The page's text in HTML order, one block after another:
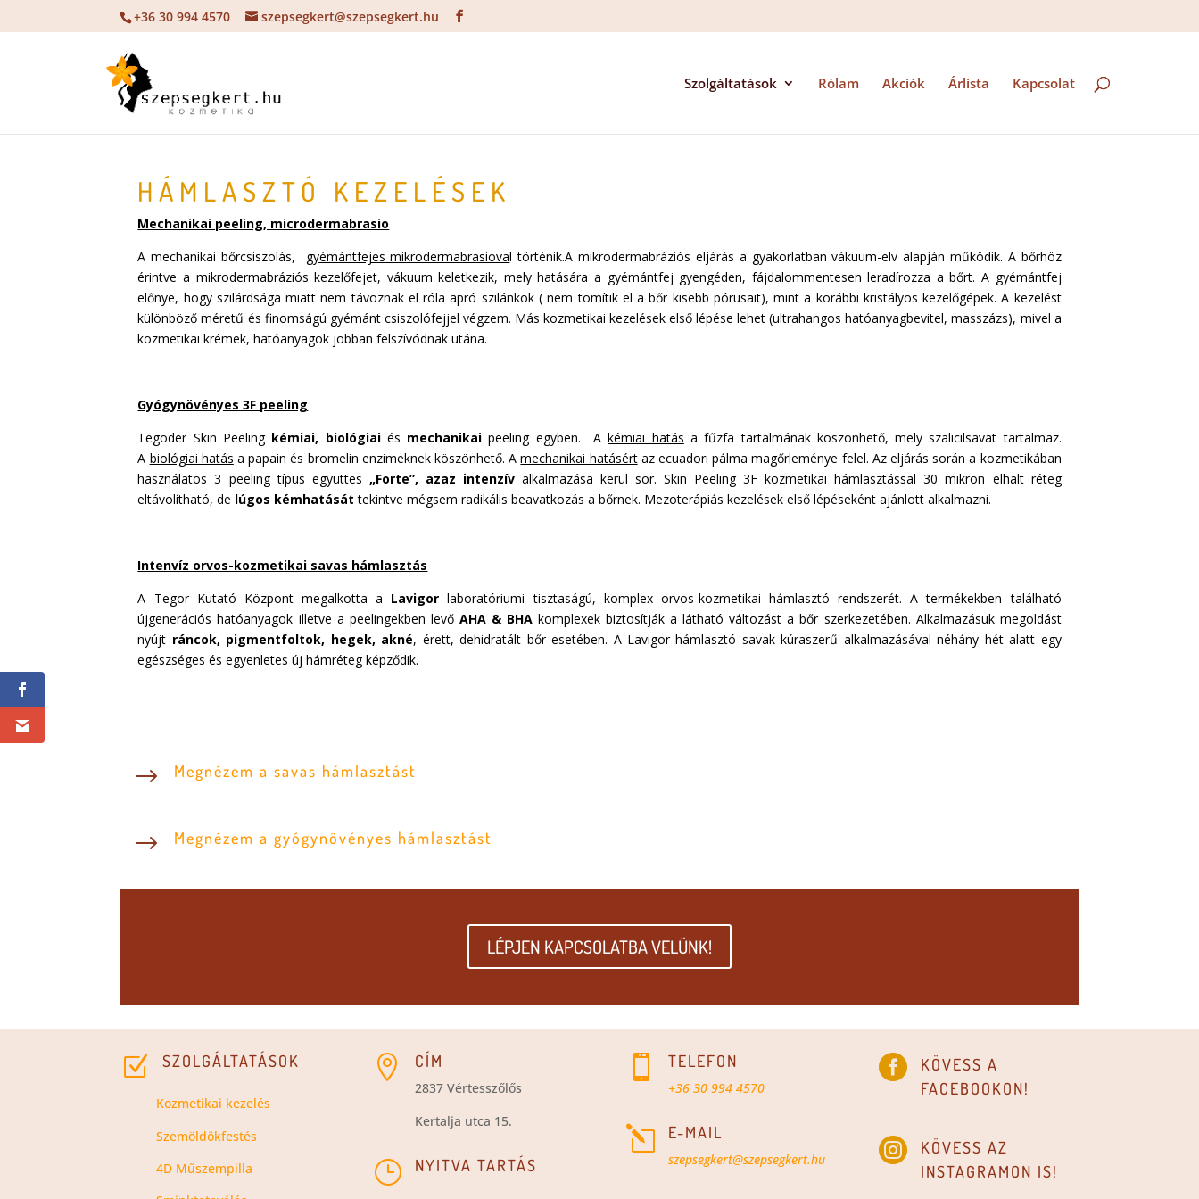
+36 30 994 4570 szepsegkert@szepsegkert.hu
Szolgáltatások Rólam Akciók Árlista Kapcsolat
HÁMLASZTÓ KEZELÉSEK
Mechanikai peeling, microdermabrasio
A mechanikai bőrcsiszolás,
gyémántfejes mikrodermabrasioval történik.A mikrodermabráziós eljárás a gyakorlatban vákuum-elv alapján működik. A bőrhöz
érintve a mikrodermabráziós kezelőfejet, vákuum keletkezik, mely hatására a gyémántfej gyengéden, fájdalommentesen leradírozza a bőrt. A gyémántfej
előnye, hogy szilárdsága miatt nem távoznak el róla apró szilánkok ( nem tömítik el a bőr kisebb pórusait), mint a korábbi kristályos kezelőgépek. A kezelést
különböző méretű és finomságú gyémánt csiszolófejjel végzem. Más kozmetikai kezelések első lépése lehet (ultrahangos hatóanyagbevitel, masszázs), mivel a
kozmetikai krémek, hatóanyagok jobban felszívódnak utána.
Gyógynövényes 3F peeling
Tegoder Skin Peeling kémiai, biológiai és mechanikai peeling egyben. A kémiai hatás a fűzfa tartalmának köszönhető, mely szalicilsavat tartalmaz.
A biológiai hatás a papain és bromelin enzimeknek köszönhető. A mechanikai hatásért az ecuadori pálma magőrleménye felel. Az eljárás során a kozmetikában
használatos 3 peeling típus együttes „Forte”, azaz intenzív alkalmazása kerül sor. Skin Peeling 3F kozmetikai hámlasztással 30 mikron elhalt réteg
eltávolítható, de lúgos kémhatását tekintve mégsem radikális beavatkozás a bőrnek. Mezoterápiás kezelések első lépéseként ajánlott alkalmazni.
Intenvíz orvos-kozmetikai savas hámlasztás
A Tegor Kutató Központ megalkotta a Lavigor laboratóriumi tisztaságú, komplex orvos-kozmetikai hámlasztó rendszerét. A termékekben található
újgenerációs hatóanyagok illetve a peelingekben levő AHA & BHA komplexek biztosítják a látható változást a bőr szerkezetében. Alkalmazásuk megoldást
nyújt ráncok, pigmentfoltok, hegek, akné, érett, dehidratált bőr esetében. A Lavigor hámlasztó savak kúraszerű alkalmazásával néhány hét alatt egy
egészséges és egyenletes új hámréteg képződik.
$ Megnézem a savas hámlasztást
$ Megnézem a gyógynövényes hámlasztást
LÉPJEN KAPCSOLATBA VELÜNK!
Z SZOLGÁLTATÁSOK
Kozmetikai kezelés
Szemöldökfestés
4D Műszempilla
 CÍM
2837 Vértesszőlős
Kertalja utca 15.
} NYITVA TARTÁS
 TELEFON
+36 30 994 4570
l E-MAIL
szepsegkert@szepsegkert.hu

KÖVESS A
FACEBOOKON!

KÖVESS AZ
INSTAGRAMON IS!